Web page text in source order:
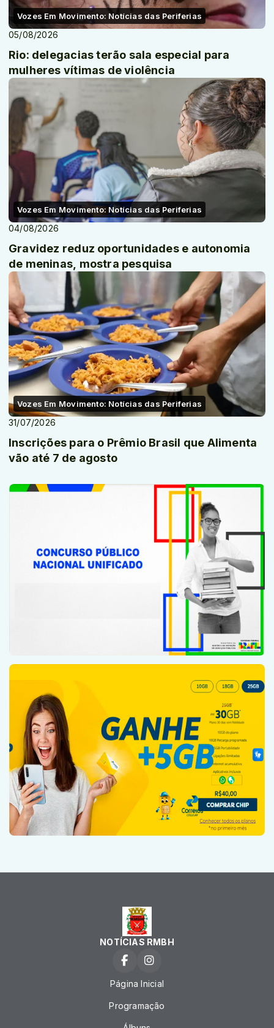
Vozes Em Movimento: Notícias das Periferias
05/08/2026
Rio: delegacias terão sala especial para
mulheres vítimas de violência
Vozes Em Movimento: Notícias das Periferias
04/08/2026
Gravidez reduz oportunidades e autonomia
de meninas, mostra pesquisa
Vozes Em Movimento: Notícias das Periferias
31/07/2026
Inscrições para o Prêmio Brasil que Alimenta
vão até 7 de agosto
NOTÍCIAS RMBH
Página Inicial
Programação